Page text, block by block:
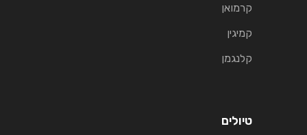
קרמואן
קמיגין
קלנגמן
טיולים